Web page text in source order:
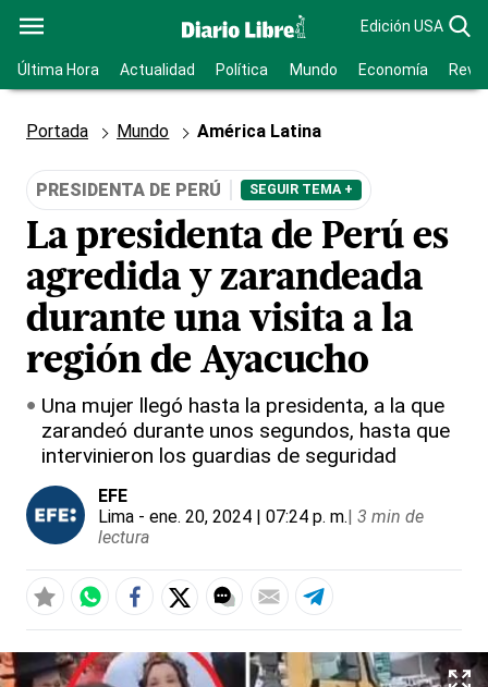
Edición USA
Última Hora Actualidad Política Mundo Economía
Portada Mundo América Latina
PRESIDENTA DE PERÚ SEGUIR TEMA +
La presidenta de Perú es
agredida y zarandeada
durante una visita a la
región de Ayacucho
Una mujer llegó hasta la presidenta, a la que
zarandeó durante unos segundos, hasta que
intervinieron los guardias de seguridad
EFE
Lima - ene. 20, 2024 | 07:24 p. m.| 3 min de
lectura